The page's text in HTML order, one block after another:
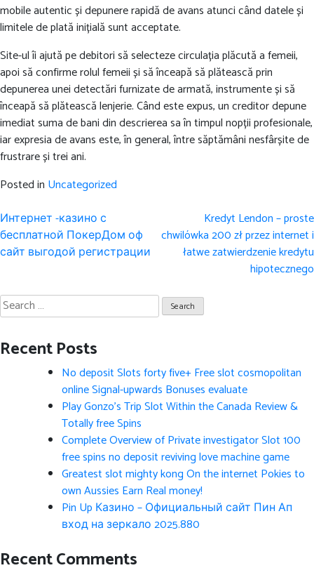
mobile autentic și depunere rapidă de avans atunci când datele și
limitele de plată inițială sunt acceptate.
Site-ul îi ajută pe debitori să selecteze circulația plăcută a femeii,
apoi să confirme rolul femeii și să înceapă să plătească prin
depunerea unei detectări furnizate de armată, instrumente și să
înceapă să plătească lenjerie. Când este expus, un creditor depune
imediat suma de bani din descrierea sa în timpul nopții profesionale,
iar expresia de avans este, în general, între săptămâni nesfârșite de
frustrare și trei ani.
Posted in Uncategorized
Post
navigation
Интернет -казино с
бесплатной ПокерДом оф
сайт выгодой регистрации
Kredyt Lendon – proste
chwilówka 200 zł przez internet i
łatwe zatwierdzenie kredytu
hipotecznego
Search
for:
Recent Posts
No deposit Slots forty five+ Free slot cosmopolitan
online Signal-upwards Bonuses evaluate
Play Gonzo’s Trip Slot Within the Canada Review &
Totally free Spins
Complete Overview of Private investigator Slot 100
free spins no deposit reviving love machine game
Greatest slot mighty kong On the internet Pokies to
own Aussies Earn Real money!
Pin Up Казино – Официальный сайт Пин Ап
вход на зеркало 2025.880
Recent Comments